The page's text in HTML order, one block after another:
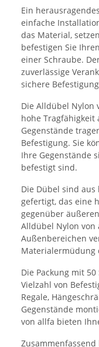
Ein
einfache
das Material,
befestigen Sie
einer Schraube.
zuverlässige
sichere
Die Alldübel Nylon
hohe Tragfähigkeit
Gegenstände
Befestigung. Sie
Ihre Gegenstände
befestigt sind.
Die Dübel sind
gefertigt, das eine
gegenüber
Alldübel Nylon von
Außenbereichen
Materialermüdung
Die Packung mit
Vielzahl von
Regale,
Gegenstände
von allfa bieten